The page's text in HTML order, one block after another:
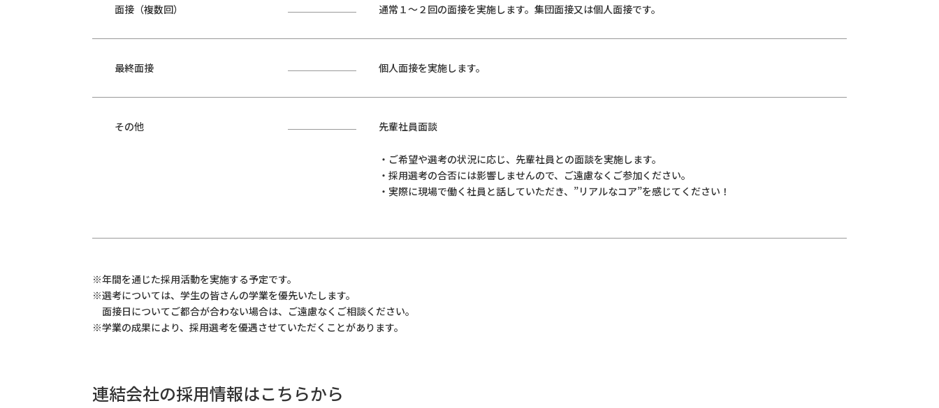
面接（複数回） 通常１～２回の面接を実施します。集団面接又は個人面接です。
最終面接 個人面接を実施します。
その他 先輩社員面談
ご希望や選考の状況に応じ、先輩社員との面談を実施します。
採用選考の合否には影響しませんので、ご遠慮なくご参加ください。
実際に現場で働く社員と話していただき、”リアルなコア”を感じてください！
※年間を通じた採用活動を実施する予定です。
※選考については、学生の皆さんの学業を優先いたします。
面接日についてご都合が合わない場合は、ご遠慮なくご相談ください。
※学業の成果により、採用選考を優遇させていただくことがあります。
連結会社の採用情報はこちらから